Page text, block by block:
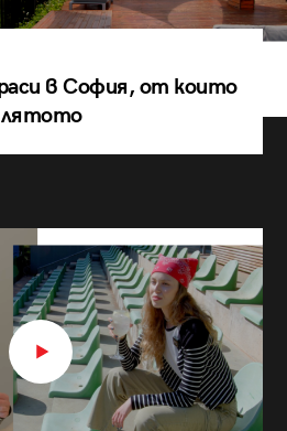
в София, от които
лятото